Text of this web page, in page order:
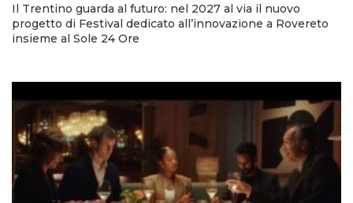
Il Trentino guarda al futuro: nel 2027 al via il nuovo
progetto di Festival dedicato all’innovazione a Rovereto
insieme al Sole 24 Ore